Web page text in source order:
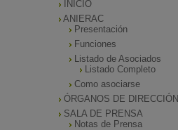
INICIO
ANIERAC
Presentación
Funciones
Listado de Asociados
Listado Completo
Como asociarse
ÓRGANOS DE DIRECCIÓN
SALA DE PRENSA
Notas de Prensa